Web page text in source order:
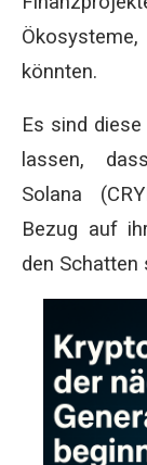
könnten.
Es sind
lassen,
Solana
Bezug auf
den Schatten